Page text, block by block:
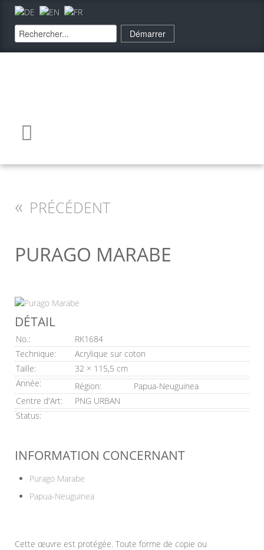
« PRÉCÉDENT
PURAGO MARABE
DÉTAIL
No.:
RK1684
Technique:
Acrylique sur coton
Taille:
32 × 115,5 cm
Année:
Région:
Papua-Neuguinea
Centre d'Art:
PNG URBAN
Status:
INFORMATION CONCERNANT
Purago Marabe
Papua-Neuguinea
Cette œuvre est protégée. Toute forme de copie ou